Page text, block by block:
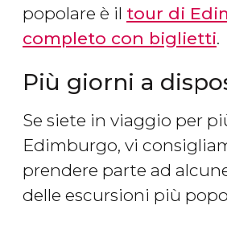
popolare è il tour di
completo con biglietti.
Più giorni a
Se siete in viaggio per
Edimburgo, vi
prendere parte ad
delle escursioni più